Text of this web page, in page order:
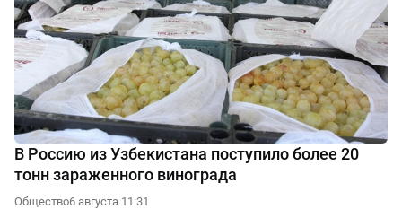
В Россию из Узбекистана поступило более 20
тонн зараженного винограда
Общество6 августа 11:31